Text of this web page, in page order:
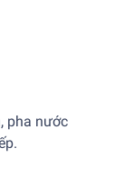
pha nước